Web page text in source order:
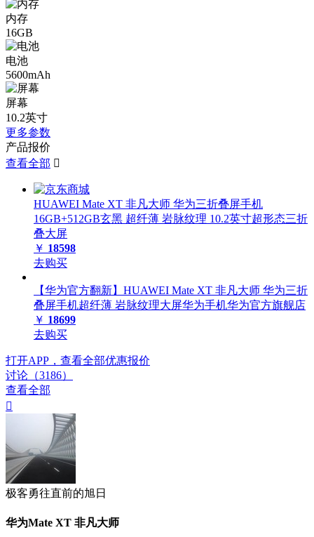
内存
16GB
电池
5600mAh
屏幕
10.2英寸
更多参数
产品报价
查看全部 
HUAWEI Mate XT 非凡大师 华为三折叠屏手机
16GB+512GB玄黑 超纤薄 岩脉纹理 10.2英寸超形态三折
叠大屏
￥ 18598
去购买
【华为官方翻新】HUAWEI Mate XT 非凡大师 华为三折
叠屏手机超纤薄 岩脉纹理大屏华为手机华为官方旗舰店
￥ 18699
去购买
打开APP，查看全部优惠报价
讨论（3186）
查看全部

极客勇往直前的旭日
华为Mate XT 非凡大师